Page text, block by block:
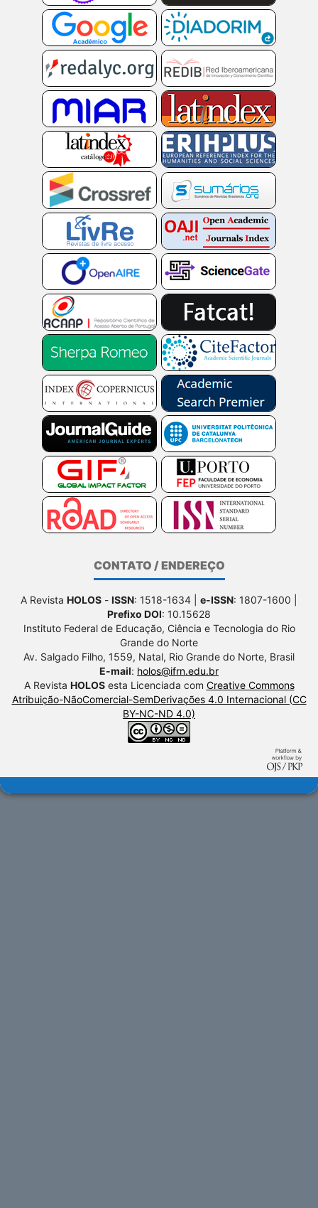
CONTATO / ENDEREÇO
A Revista HOLOS - ISSN: 1518-1634 | e-ISSN: 1807-1600 |
Prefixo DOI: 10.15628
Instituto Federal de Educação, Ciência e Tecnologia do Rio
Grande do Norte
Av. Salgado Filho, 1559, Natal, Rio Grande do Norte, Brasil
E-mail: holos@ifrn.edu.br
A Revista HOLOSesta Licenciada com Creative Commons
Atribuição-NãoComercial-SemDerivações 4.0 Internacional (CC
BY-NC-ND 4.0)